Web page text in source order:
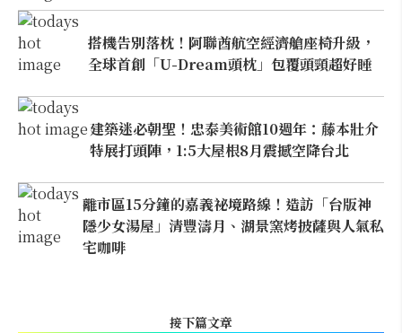
搭機告別落枕！阿聯酋航空經濟艙座椅升級，
全球首創「U-Dream頭枕」包覆頭頸超好睡
建築迷必朝聖！忠泰美術館10週年：藤本壯介
特展打頭陣，1:5大屋根8月震撼空降台北
離市區15分鐘的嘉義祕境路線！造訪「台版神
隱少女湯屋」清豐濤月、湖景窯烤披薩與人氣私
宅咖啡
接下篇文章